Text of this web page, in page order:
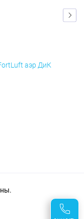
аэр ДиК